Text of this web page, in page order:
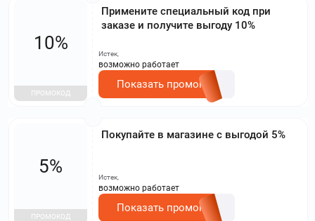
Примените специальный код при
заказе и получите выгоду 10%
10%
ПРОМОКОД
Истек,
возможно работает
Показать промокод
Покупайте в магазине с выгодой 5%
5%
ПРОМОКОД
Истек,
возможно работает
Показать промокод